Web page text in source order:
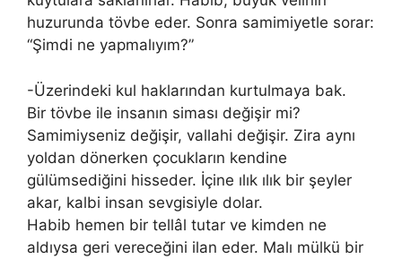
huzurunda tövbe eder. Sonra samimiyetle sorar:
“Şimdi ne yapmalıyım?”
-Üzerindeki kul haklarından kurtulmaya bak.
Bir tövbe ile insanın siması değişir mi?
Samimiyseniz değişir, vallahi değişir. Zira aynı
yoldan dönerken çocukların kendine
gülümsediğini hisseder. İçine ılık ılık bir şeyler
akar, kalbi insan sevgisiyle dolar.
Habib hemen bir tellâl tutar ve kimden ne
aldıysa geri vereceğini ilan eder. Malı mülkü bir